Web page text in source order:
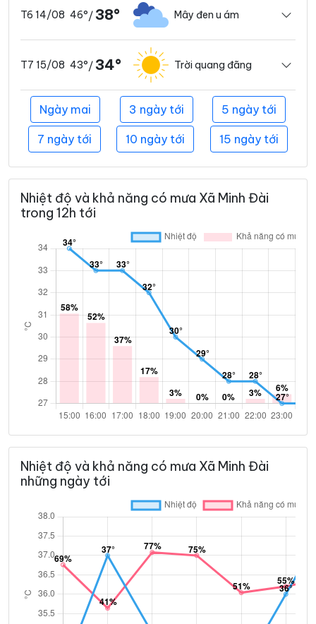
T6 14/08 46°/ 38° Mây đen u ám
T7 15/08 43°/ 34° Trời quang đãng
Ngày mai 3 ngày tới 5 ngày tới
7 ngày tới 10 ngày tới 15 ngày tới
Nhiệt độ và khả năng có mưa Xã Minh Đài
trong 12h tới
Nhiệt độ và khả năng có mưa Xã Minh Đài
những ngày tới